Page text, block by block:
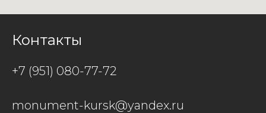
Контакты
+7 (951) 080-77-72
monument-kursk@yandex.ru